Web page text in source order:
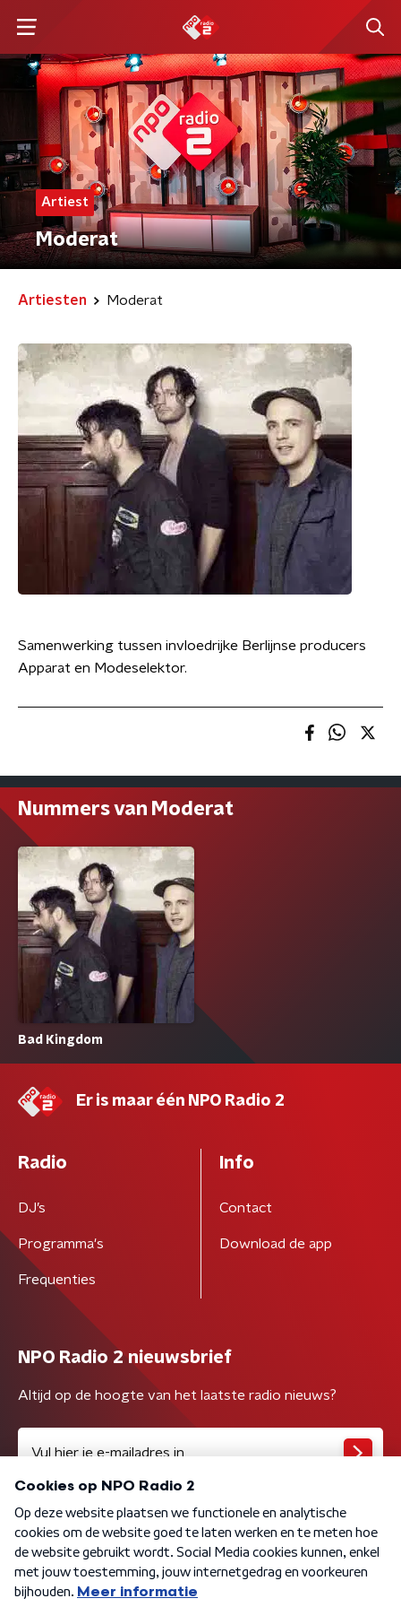
Artiest
Moderat
Artiesten Moderat
Samenwerking tussen invloedrijke Berlijnse producers
Apparat en Modeselektor.
Nummers van Moderat
Bad Kingdom
Er is maar één NPO Radio 2
Radio
DJ’s
Programma's
Frequenties
Info
Contact
Download de app
NPO Radio 2 nieuwsbrief
Altijd op de hoogte van het laatste radio nieuws?
Algemene voorwaarden Privacybeleid